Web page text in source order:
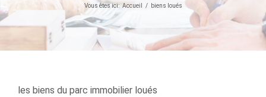
Vous êtes ici: Accueil biens loués
les biens du parc immobilier loués